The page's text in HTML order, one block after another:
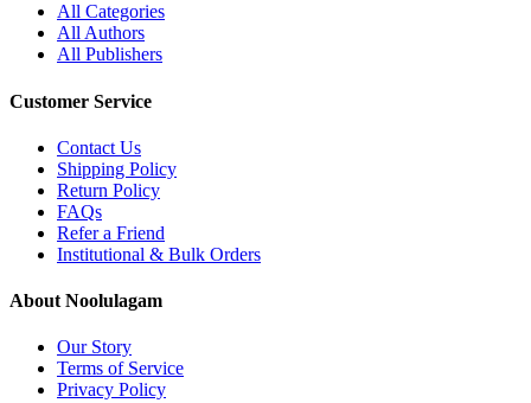
All Categories
All Authors
All Publishers
Customer Service
Contact Us
Shipping Policy
Return Policy
FAQs
Refer a Friend
Institutional & Bulk Orders
About Noolulagam
Our Story
Terms of Service
Privacy Policy